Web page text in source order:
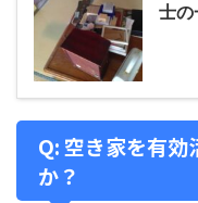
士の
Q: 空き家を有効
か？